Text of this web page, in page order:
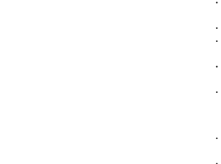
‧
‧
‧
‧
‧
‧